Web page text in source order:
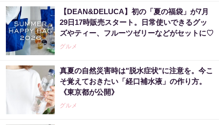
【DEAN&DELUCA】初の「夏の福袋」が7月
29日17時販売スタート。日常使いできるグッ
ズやティー、フルーツゼリーなどがセットに♡
グルメ
真夏の自然災害時は"脱水症状"に注意を。今こ
そ覚えておきたい「経口補水液」の作り方。
《東京都が公開》
グルメ